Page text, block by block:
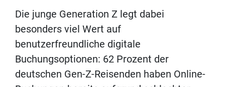
Die junge Generation Z legt dabei
besonders viel Wert auf
benutzerfreundliche digitale
Buchungsoptionen: 62 Prozent der
deutschen Gen-Z-Reisenden haben Online-